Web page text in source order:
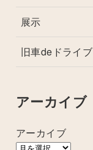
展示
旧車deドライブ
アーカイブ
アーカイブ